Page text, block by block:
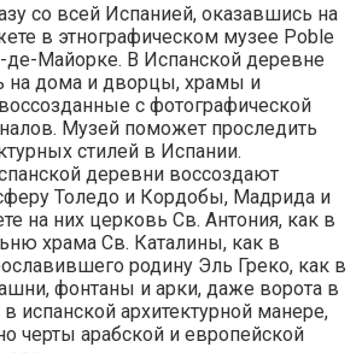
со всей Испанией, оказавшись на
в этнографическом музее Poble
де-Майорке. В Испанской деревне
на дома и дворцы, храмы и
с фотографической
Музей поможет проследить
стилей в Испании.
деревни воссоздают
Толедо и Кордобы, Мадрида и
на них церковь Св. Антония, как в
храма Св. Каталины, как в
родину Эль Греко, как в
фонтаны и арки, даже ворота в
испанской архитектурной манере,
черты арабской и европейской